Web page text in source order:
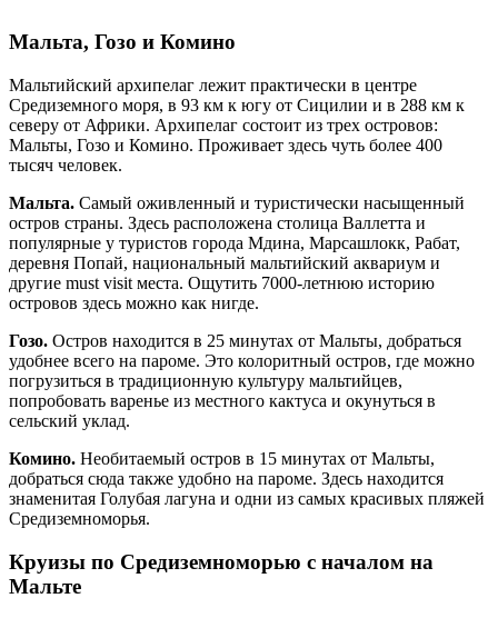
Мальта, Гозо и Комино
Мальтийский архипелаг лежит практически в центре
Средиземного моря, в 93 км к югу от Сицилии и в 288 км к
северу от Африки. Архипелаг состоит из трех островов:
Мальты, Гозо и Комино. Проживает здесь чуть более 400
тысяч человек.
Мальта. Самый оживленный и туристически насыщенный
остров страны. Здесь расположена столица Валлетта и
популярные у туристов города Мдина, Марсашлокк, Рабат,
деревня Попай, национальный мальтийский аквариум и
другие must visit места. Ощутить 7000-летнюю историю
островов здесь можно как нигде.
Гозо. Остров находится в 25 минутах от Мальты, добраться
удобнее всего на пароме. Это колоритный остров, где можно
погрузиться в традиционную культуру мальтийцев,
попробовать варенье из местного кактуса и окунуться в
сельский уклад.
Комино. Необитаемый остров в 15 минутах от Мальты,
добраться сюда также удобно на пароме. Здесь находится
знаменитая Голубая лагуна и одни из самых красивых пляжей
Средиземноморья.
Круизы по Средиземноморью с началом на
Мальте